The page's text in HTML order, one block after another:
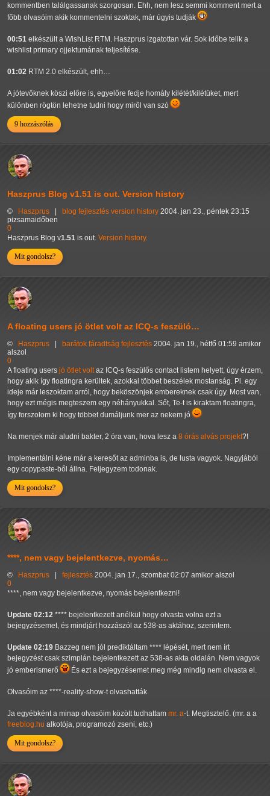
kommentben találgassanak szorgosan. Ehh, nem lesz semmi komment mert a
főbb olvasóim akik kommentelni szoktak, már úgyis tudják
00:51 elkészült a WishList RTM. Haszprus izgatottan vár. Sok időbe telik a
wishlist primary ojjektumának teljesítése.
01:02 RTM 2.0 elkészült, ehh…
A jótevőknek köszi előre is, egyelőre fedje homály kilétét/kilétüket, mert
különben rögtön lehetne tudni hogy miről van szó
9 hozzászólás
Haszprus Blog v1.51 is out. Version history
© Haszprus blog fejlesztés version history 2004. jan 23., péntek 23:15
pizsamaidőben
0
Haszprus Blog v1.51 is out. Version history.
Mit gondolsz?
A floating users jó ötlet volt az ICQ-s feszüló…
© Haszprus barátok fáradtság fejlesztés 2004. jan 19., hétfő 01:59 amikor
alszol
0
A floating users jó ötlet voltaz ICQ-s feszülős contact listem helyett, úgy érzem,
hogy akik így floatingra kerültek, azokkal többet beszélek mostanság. Pl. egy
ideje már leszoktam arról, hogy beköszönjek embereknek csak úgy. Most van,
hogy ezt mégis megteszem egy néhányukkal. Sőt, Te-t is kiraktam floatingra,
így forszolom ki hogy többet dumáljunk mer az nekem jó
Na menjek már aludni bakter, 2 óra van, hova lesz a 8 órás alvás projekt?!
Implementálni kéne már a keresőt az adminba is, de lusta vagyok. Nagyjából
egy copypaste-ből állna. Feljegyzem todonak.
Mit gondolsz?
****, nem vagy bejelentkezve, nyomás…
© Haszprus fejlesztés 2004. jan 17., szombat 02:07 amikor alszol
0
****, nem vagy bejelentkezve, nyomás bejelentkezni!
Update 02:12 **** bejelentkezett anélkül hogy olvasta volna ezt a
bejegyzésemet, és mindjárt hozzászól az 538-as aktához, szerintem.
Update 02:19 Bazzeg nem jól prediktáltam **** lépését, mert nem írt
bejegyzést csak szimplán bejelentkezett az 538-as akta oldalán. Nem vagyok
jó emberismerő
És ezt a bejegyzésemet meg még mindig nem olvasta el.
Olvasóim az ****-reality-show-t olvashatták.
Ja egyébként a minap olvasóim között tudhattam mr. a-t. Megtisztelő. (mr. a a
freeblog.hu alkotója, programozó zseni, etc.)
Mit gondolsz?